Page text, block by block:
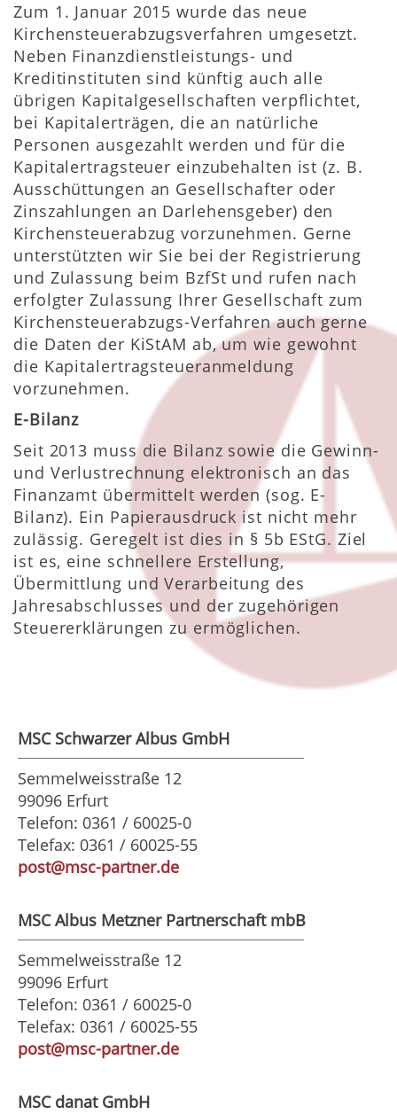
Zum 1. Januar 2015 wurde das neue
Kirchensteuerabzugsverfahren umgesetzt.
Neben Finanzdienstleistungs- und
Kreditinstituten sind künftig auch alle
übrigen Kapitalgesellschaften verpflichtet,
bei Kapitalerträgen, die an natürliche
Personen ausgezahlt werden und für die
Kapitalertragsteuer einzubehalten ist (z. B.
Ausschüttungen an Gesellschafter oder
Zinszahlungen an Darlehensgeber) den
Kirchensteuerabzug vorzunehmen. Gerne
unterstützten wir Sie bei der Registrierung
und Zulassung beim BzfSt und rufen nach
erfolgter Zulassung Ihrer Gesellschaft zum
Kirchensteuerabzugs-Verfahren auch gerne
die Daten der KiStAM ab, um wie gewohnt
die Kapitalertragsteueranmeldung
vorzunehmen.
E-Bilanz
Seit 2013 muss die Bilanz sowie die Gewinn-
und Verlustrechnung elektronisch an das
Finanzamt übermittelt werden (sog. E-
Bilanz). Ein Papierausdruck ist nicht mehr
zulässig. Geregelt ist dies in § 5b EStG. Ziel
ist es, eine schnellere Erstellung,
Übermittlung und Verarbeitung des
Jahresabschlusses und der zugehörigen
Steuererklärungen zu ermöglichen.
MSC Schwarzer Albus GmbH
Semmelweisstraße 12
99096 Erfurt
Telefon: 0361 / 60025-0
Telefax: 0361 / 60025-55
post@msc-partner.de
MSC Albus Metzner Partnerschaft mbB
Semmelweisstraße 12
99096 Erfurt
Telefon: 0361 / 60025-0
Telefax: 0361 / 60025-55
post@msc-partner.de
MSC danat GmbH